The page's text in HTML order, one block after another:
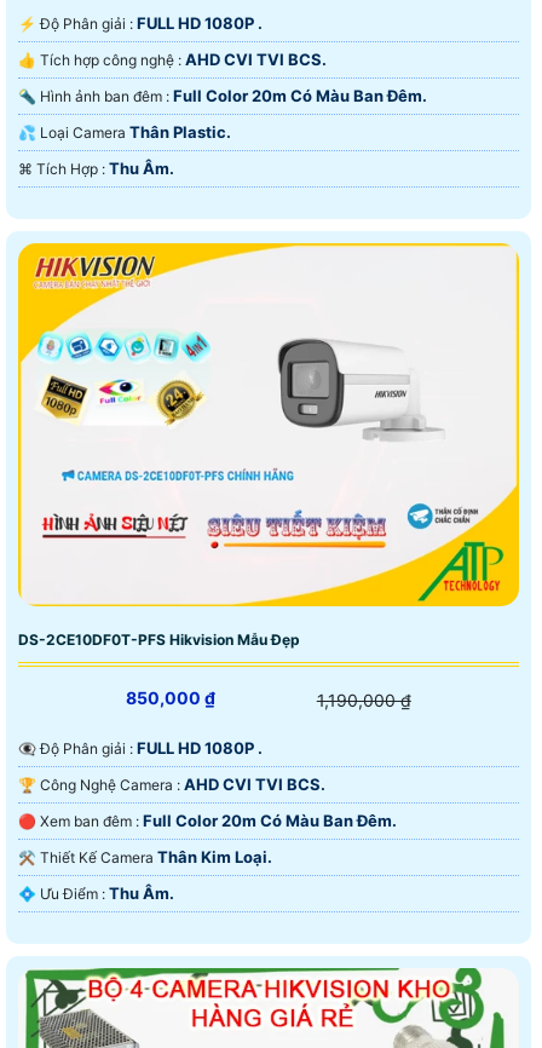
️⚡ Độ Phân giải : FULL HD 1080P .
👍 Tích hợp công nghệ : AHD CVI TVI BCS.
🔦 Hình ảnh ban đêm : Full Color 20m Có Màu Ban Ðêm.
💦 Loại Camera Thân Plastic.
️⌘ Tích Hợp : Thu Âm.
DS-2CE10DF0T-PFS Hikvision Mẫu Đẹp
850,000 ₫ 1,190,000 ₫
👁️‍🗨 Độ Phân giải : FULL HD 1080P .
🏆 Công Nghệ Camera : AHD CVI TVI BCS.
🔴 Xem ban đêm : Full Color 20m Có Màu Ban Đêm.
⚒ Thiết Kế Camera Thân Kim Loại.
️💠 Ưu Điểm : Thu Âm.